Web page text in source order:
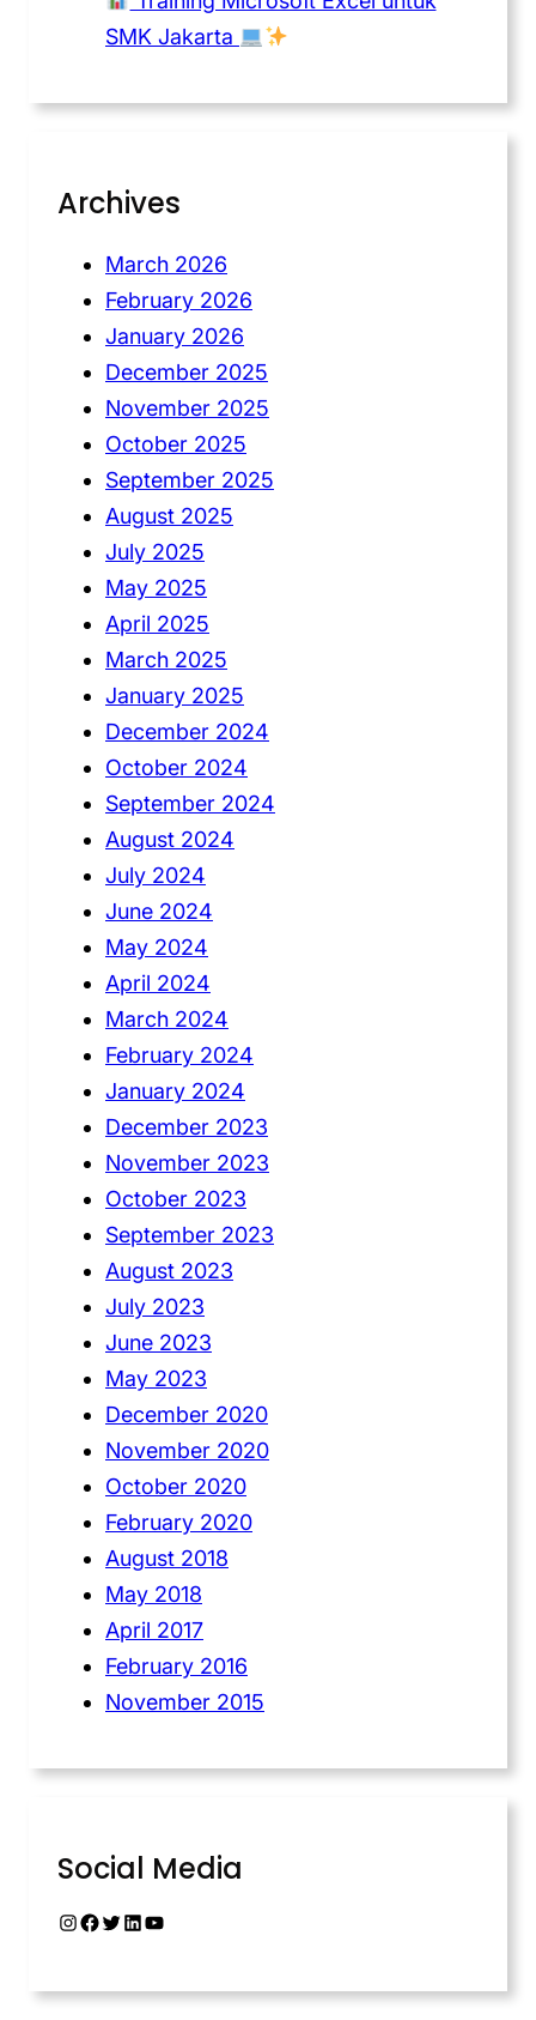
SMK Jakarta
Archives
March 2026
February 2026
January 2026
December 2025
November 2025
October 2025
September 2025
August 2025
July 2025
May 2025
April 2025
March 2025
January 2025
December 2024
October 2024
September 2024
August 2024
July 2024
June 2024
May 2024
April 2024
March 2024
February 2024
January 2024
December 2023
November 2023
October 2023
September 2023
August 2023
July 2023
June 2023
May 2023
December 2020
November 2020
October 2020
February 2020
August 2018
May 2018
April 2017
February 2016
November 2015
Social Media